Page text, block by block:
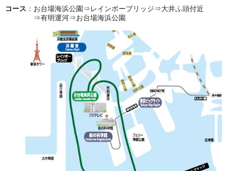
コース ：お台場海浜公園⇒レインボーブリッジ⇒大井ふ頭付近
⇒有明運河⇒お台場海浜公園